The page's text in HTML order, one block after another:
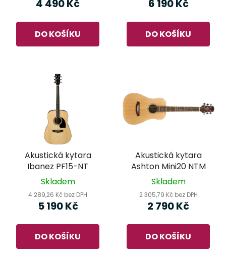
4 490 Kč
DO KOŠÍKU
6 190 Kč
DO KOŠÍKU
Akustická kytara
Ibanez PF15-NT
Skladem
4 289,26 Kč bez DPH
5 190 Kč
DO KOŠÍKU
Akustická kytara
Ashton Mini20 NTM
Skladem
2 305,79 Kč bez DPH
2 790 Kč
DO KOŠÍKU